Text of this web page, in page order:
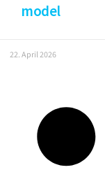
model
22. April 2026